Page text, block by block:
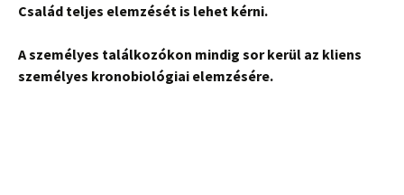
Család teljes elemzését is lehet kérni.
A személyes találkozókon mindig sor kerül az kliens
személyes kronobiológiai elemzésére.